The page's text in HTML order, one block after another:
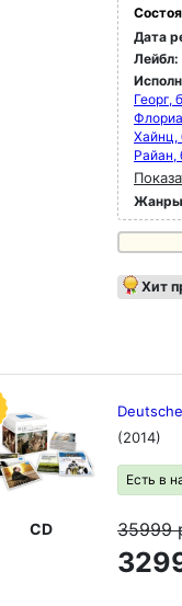
Дата
Лейбл:
Георг,
Хайнц,
Райан,
Хит
CD
(2014)
Есть в
35999